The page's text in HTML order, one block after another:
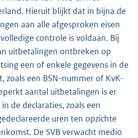
Hieruit blijkt dat in bijna de
aan alle afgesproken eisen
controle is voldaan. Bij
uitbetalingen ontbreken op
een of enkele gegevens in de
zoals een BSN-nummer of KvK-
aantal uitbetalingen is er
de declaraties, zoals een
uren ten opzichte
De SVB verwacht medio